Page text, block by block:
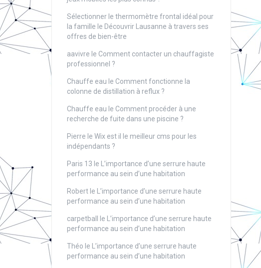
Sélectionner le thermomètre frontal idéal pour
la famille le Découvrir Lausanne à travers ses
offres de bien-être
aavivre le Comment contacter un chauffagiste
professionnel ?
Chauffe eau le Comment fonctionne la
colonne de distillation à reflux ?
Chauffe eau le Comment procéder à une
recherche de fuite dans une piscine ?
Pierre le Wix est il le meilleur cms pour les
indépendants ?
Paris 13 le
L’importance d’une serrure haute
performance au sein d’une habitation
Robertle
L’importance d’une serrure haute
performance au sein d’une habitation
carpetball le
L’importance d’une serrure haute
performance au sein d’une habitation
Théo le
L’importance d’une serrure haute
performance au sein d’une habitation